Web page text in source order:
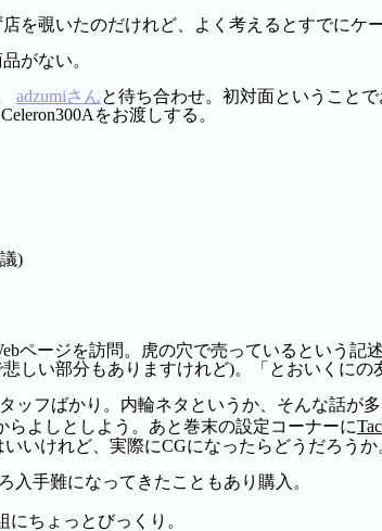
を覗いたのだけれど、よく考えるとすでにケ
がない。
adzumiさんと待ち合わせ。初対面ということ
をお渡しする。
)
ページを訪問。虎の穴で売っているという
しい部分もありますけれど)。「とおいくにの
フばかり。内輪ネタというか、そんな話が
らよしとしよう。あと巻末の設定コーナーに
いけれど、実際にCGになったらどうだろうか
入手難になってきたこともあり購入。
にちょっとびっくり。